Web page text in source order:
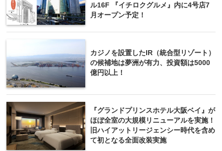
ル16F 『イチロクグルメ』内に4号店7
月オープン予定！
カジノを設置したIR（統合型リゾート）
の候補地は夢洲が有力、投資額は5000
億円以上！
『グランドプリンスホテル大阪ベイ』が
ほぼ全室の大規模リニューアルを実施！
旧ハイアットリージェンシー時代を含め
て初となる全面改装実施